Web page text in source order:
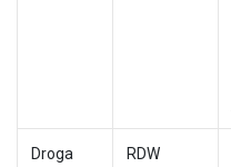
Droga
RDW